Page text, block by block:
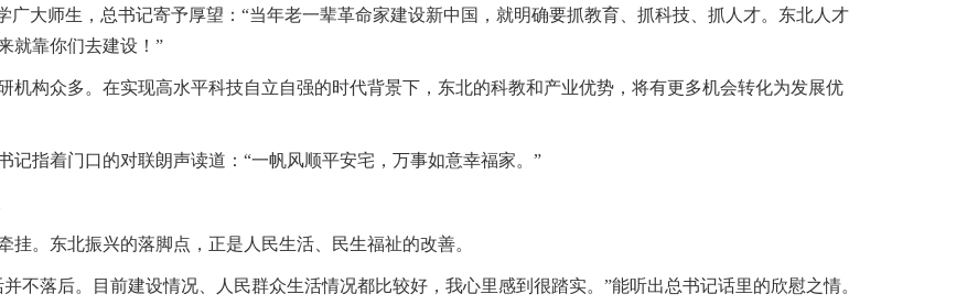
广大师生，总书记寄予厚望：“当年老一辈革命家建设新中国，就明确要抓教育、抓科技、抓人才。东北人才
就靠你们去建设！”
机构众多。在实现高水平科技自立自强的时代背景下，东北的科教和产业优势，将有更多机会转化为发展优
记指着门口的对联朗声读道：“一帆风顺平安宅，万事如意幸福家。”
。东北振兴的落脚点，正是人民生活、民生福祉的改善。
不落后。目前建设情况、人民群众生活情况都比较好，我心里感到很踏实。”能听出总书记话里的欣慰之情。